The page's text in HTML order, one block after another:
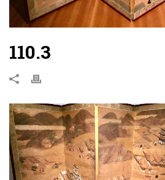
110.3